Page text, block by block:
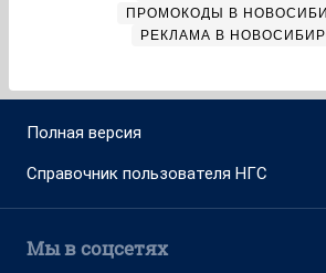
ПРОМОКОДЫ В
РЕКЛАМА В
Полная версия
Справочник пользователя НГС
Мы в соцсетях